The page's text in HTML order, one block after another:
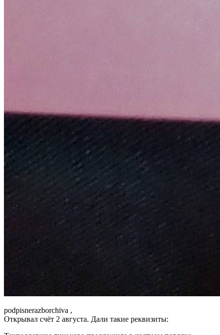
podpisnerazborchiva ,
Открывал счёт 2 августа. Дали такие реквизиты: